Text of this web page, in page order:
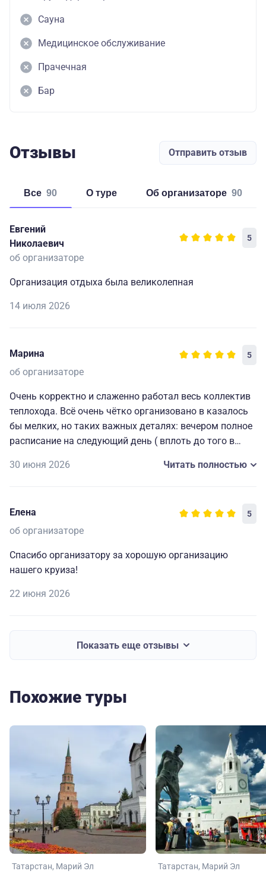
Сауна
Медицинское обслуживание
Прачечная
Бар
Отзывы Отправить отзыв
Все 90 о туре об организаторе 90
Евгений
Николаевич
5
об организаторе
Организация отдыха была великолепная
14 июля 2026
Марина 5
об организаторе
Очень корректно и слаженно работал весь коллектив
теплохода. Всё очень чётко организовано в казалось
бы мелких, но таких важных деталях: вечером полное
расписание на следующий день ( вплоть до того в
работающие наушники для экскурсий и т. д. Мелочи,
капитану и всему составу за прекрасно
организованный отдых.🥰
30 июня 2026 Читать полностью
Елена 5
об организаторе
Спасибо организатору за хорошую организацию
нашего круиза!
22 июня 2026
Показать еще отзывы
Похожие туры
Татарстан Марий Эл Татарстан Марий Эл